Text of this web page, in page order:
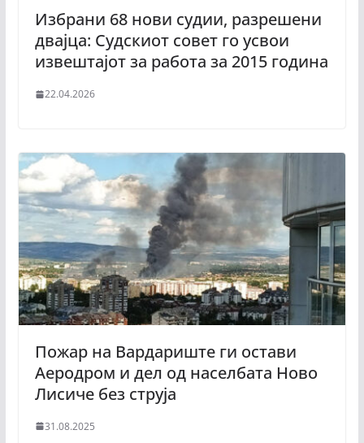
Избрани 68 нови судии, разрешени
двајца: Судскиот совет го усвои
извештајот за работа за 2015 година
22.04.2026
Пожар на Вардариште ги остави
Аеродром и дел од населбата Ново
Лисиче без струја
31.08.2025